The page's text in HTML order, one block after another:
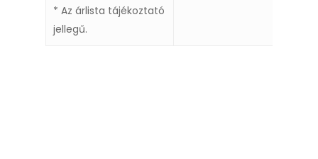
* Az árlista tájékoztató
jellegű.